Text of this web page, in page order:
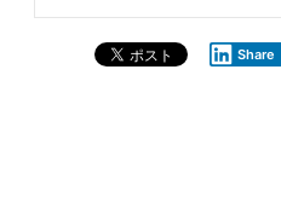
Share